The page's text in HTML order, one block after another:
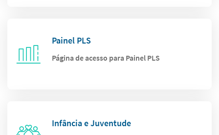
Painel PLS
Página de acesso para Painel PLS
Infância e Juventude